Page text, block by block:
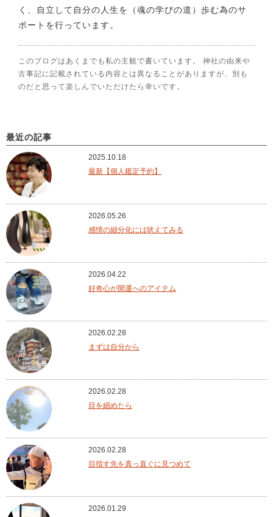
く、自立して自分の人生を（魂の学びの道）歩む為のサ
ポートを行っています。
このブログはあくまでも私の主観で書いています。 神社の由来や
古事記に記載されている内容とは異なることがありますが、別も
のだと思って楽しんでいただけたら幸いです。
最近の記事
2025.10.18
最新【個人鑑定予約】
2026.05.26
感情の細分化には吠えてみる
2026.04.22
好奇心が開運へのアイテム
2026.02.28
まずは自分から
2026.02.28
目を細めたら
2026.02.28
目指す先を真っ直ぐに見つめて
2026.01.29